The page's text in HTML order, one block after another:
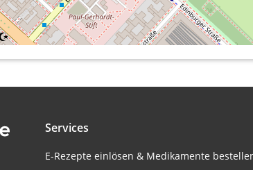
Services
E-Rezepte einlösen & Medikamente
Informationen identifizieren